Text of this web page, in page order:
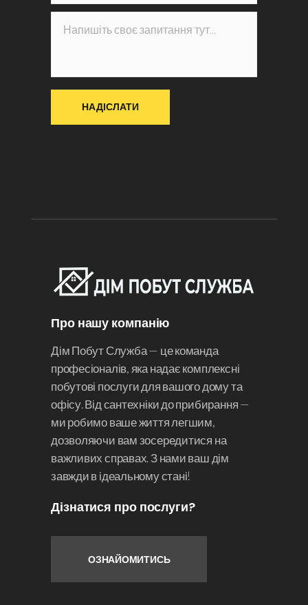
Про нашу компанію
Дім Побут Служба — це команда
професіоналів, яка надає комплексні
побутові послуги для вашого дому та
офісу. Від сантехніки до прибирання —
ми робимо ваше життя легшим,
дозволяючи вам зосередитися на
важливих справах. З нами ваш дім
завжди в ідеальному стані!
Дізнатися про послуги?
ОЗНАЙОМИТИСЬ